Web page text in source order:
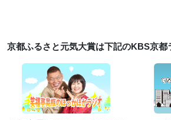
京都ふるさと元気大賞は下記のKBS京都